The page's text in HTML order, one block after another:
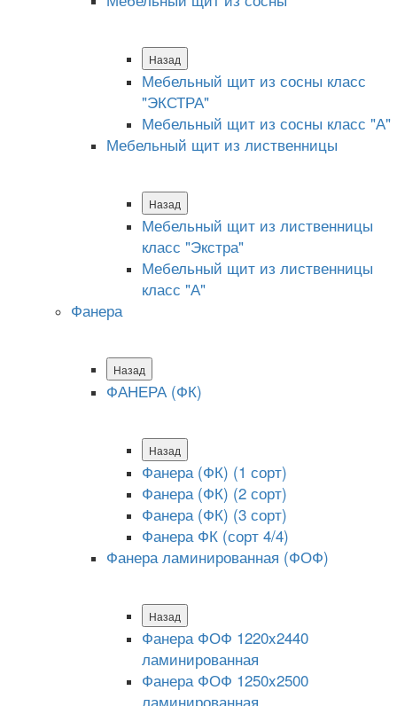
Назад
Мебельный щит из сосны класс
"ЭКСТРА"
Мебельный щит из сосны класс "А"
Мебельный щит из лиственницы
Назад
Мебельный щит из лиственницы
класс "Экстра"
Мебельный щит из лиственницы
класс "А"
Фанера
Назад
ФАНЕРА (ФК)
Назад
Фанера (ФК) (1 сорт)
Фанера (ФК) (2 сорт)
Фанера (ФК) (3 сорт)
Фанера ФК (сорт 4/4)
Фанера ламинированная (ФОФ)
Назад
Фанера ФОФ 1220x2440
ламинированная
Фанера ФОФ 1250x2500
ламинированная